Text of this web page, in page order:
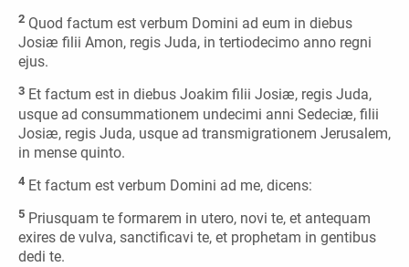
2 Quod factum est verbum Domini ad eum in diebus
Josiæ filii Amon, regis Juda, in tertiodecimo anno regni
ejus.
3 Et factum est in diebus Joakim filii Josiæ, regis Juda,
usque ad consummationem undecimi anni Sedeciæ, filii
Josiæ, regis Juda, usque ad transmigrationem Jerusalem,
in mense quinto.
4 Et factum est verbum Domini ad me, dicens:
5 Priusquam te formarem in utero, novi te, et antequam
exires de vulva, sanctificavi te, et prophetam in gentibus
dedi te.